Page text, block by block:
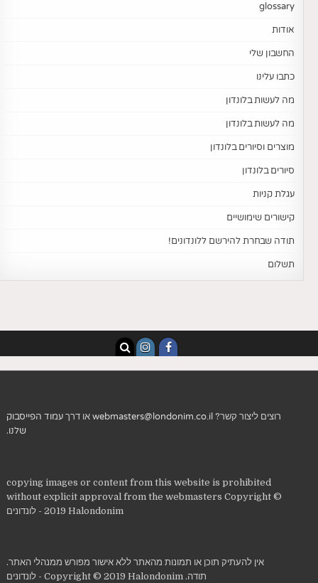
glossary
אודות
החשבון שלי
כתבו עלינו
מה לעשות בלונדון
מה לעשות בלונדון
מוצרים וסיורים בלונדון
סיורים בלונדון
עגלת קניות
קישורים שימושיים
תודה שבחרת להירשם ללונדונים!
תשלום
רוצים ליצור קשר? webmasters@londonim.co.il או דרךעמוד הפייסבוק
שלנו.
copying images or content from this website is prohibited
without explicit approval from the webmasters Copyright ©
2019 Halondonim - לונדונים
אין להעתיק תוכן או תמונות מהאתר ללא אישור מפורש ממנהלי האתר.
תודה. Copyright © 2019 Halondonim - לונדונים